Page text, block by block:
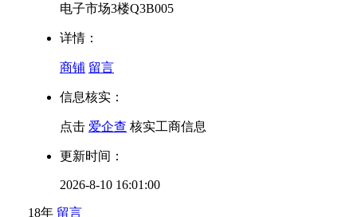
电子市场3楼Q3B005
详情：
商铺 留言
信息核实：
点击 爱企查 核实工商信息
更新时间：
2026-8-10 16:01:00
18年 留言